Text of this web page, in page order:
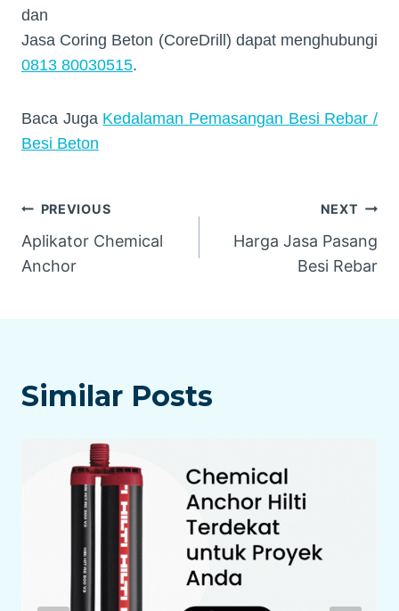
dan
Jasa Coring Beton (CoreDrill) dapat menghubungi
0813 80030515.
Baca Juga Kedalaman Pemasangan Besi Rebar /
Besi Beton
Navigasi
pos
PREVIOUS
Aplikator Chemical
Anchor
NEXT
Harga Jasa Pasang
Besi Rebar
Similar Posts